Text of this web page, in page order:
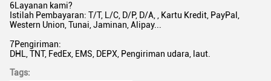
6Layanan kami?
Istilah Pembayaran: T/T, L/C, D/P, D/A, , Kartu Kredit, PayPal,
Western Union, Tunai, Jaminan, Alipay...
7Pengiriman:
DHL, TNT, FedEx, EMS, DEPX, Pengiriman udara, laut.
Tags: